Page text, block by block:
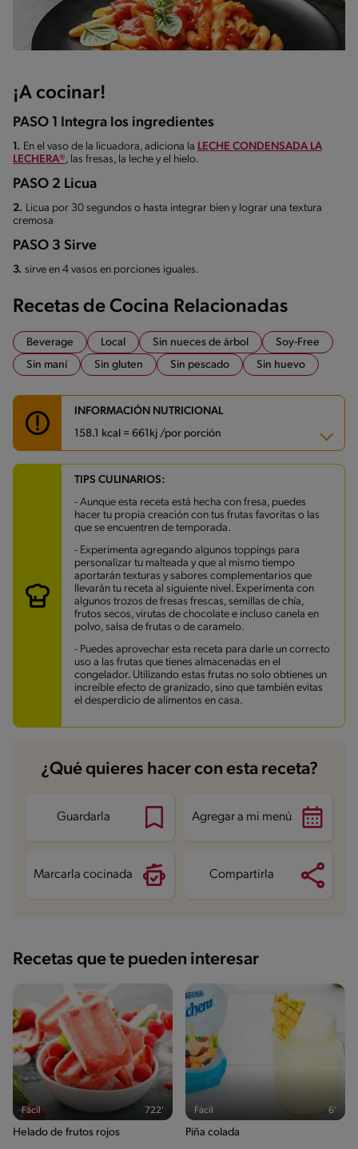
¡A cocinar!
PASO 1 Integra los ingredientes
1. En el vaso de la licuadora, adiciona la LECHE CONDENSADA LA
LECHERA®, las fresas, la leche y el hielo.
PASO 2 Licua
2. Licua por 30 segundos o hasta integrar bien y lograr una textura
cremosa
PASO 3 Sirve
3. sirve en 4 vasos en porciones iguales.
Recetas de Cocina Relacionadas
Beverage Local Sin nueces de árbol
Soy-Free
Sin maní
Sin gluten Sin pescado Sin huevo
INFORMACIÓN NUTRICIONAL
158.1 kcal = 661kj /por porción
Carbohidratos 29.8 g
Energía 158.1 kcal
Grasas 3.1 g
Fibra 1.5 g
Proteína
Grasas saturadas 1.4 g
Sodio 54 mg
Azúcares 26.5 g
TIPS CULINARIOS:
- Aunque esta receta está hecha con fresa, puedes
hacer tu propia creación con tus frutas favoritas o las
que se encuentren de temporada.
- Experimenta agregando algunos toppings para
personalizar tu malteada y que al mismo tiempo
aportarán texturas y sabores complementarios que
llevarán tu receta al siguiente nivel. Experimenta con
algunos trozos de fresas frescas, semillas de chía,
frutos secos, virutas de chocolate e incluso canela en
polvo, salsa de frutas o de caramelo.
- Puedes aprovechar esta receta para darle un correcto
uso a las frutas que tienes almacenadas en el
congelador. Utilizando estas frutas no solo obtienes un
increíble efecto de granizado, sino que también evitas
el desperdicio de alimentos en casa.
¿Qué quieres hacer con esta receta?
Guardarla Agregar a mi menú
Marcarla cocinada Compartirla
Recetas que te pueden interesar
Fácil 722'
Helado de frutos rojos
Fácil 6'
Piña colada